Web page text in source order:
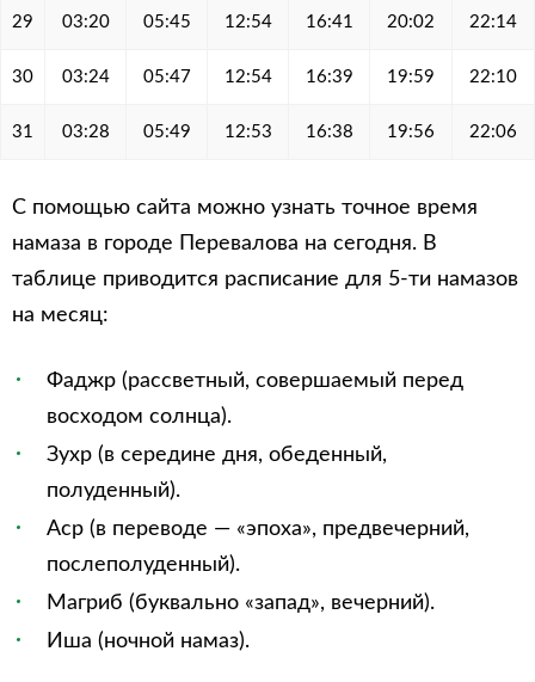
29 03:20 05:45 12:54 16:41 20:02 22:14
30 03:24 05:47 12:54 16:39 19:59 22:10
31 03:28 05:49 12:53 16:38 19:56 22:06
С помощью сайта можно узнать точное время
намаза в городе Перевалова на сегодня. В
таблице приводится расписание для 5-ти намазов
на месяц:
Фаджр (рассветный, совершаемый перед
восходом солнца).
Зухр (в середине дня, обеденный,
полуденный).
Аср (в переводе — «эпоха», предвечерний,
послеполуденный).
Магриб (буквально «запад», вечерний).
Иша (ночной намаз).